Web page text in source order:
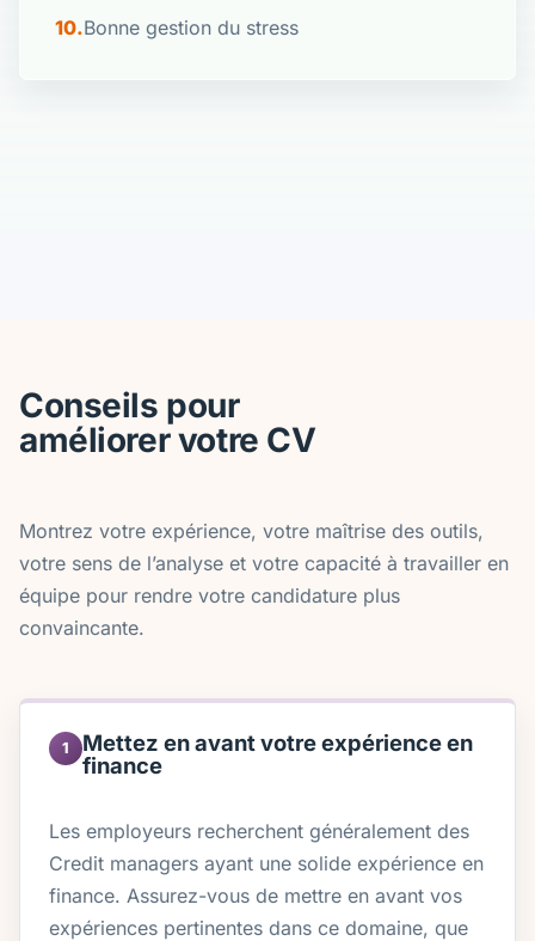
Bonne gestion du stress
Conseils pour
améliorer votre CV
Montrez votre expérience, votre maîtrise des outils,
votre sens de l’analyse et votre capacité à travailler en
équipe pour rendre votre candidature plus
convaincante.
1
Mettez en avant votre expérience en
finance
Les employeurs recherchent généralement des
Credit managers ayant une solide expérience en
finance. Assurez-vous de mettre en avant vos
expériences pertinentes dans ce domaine, que